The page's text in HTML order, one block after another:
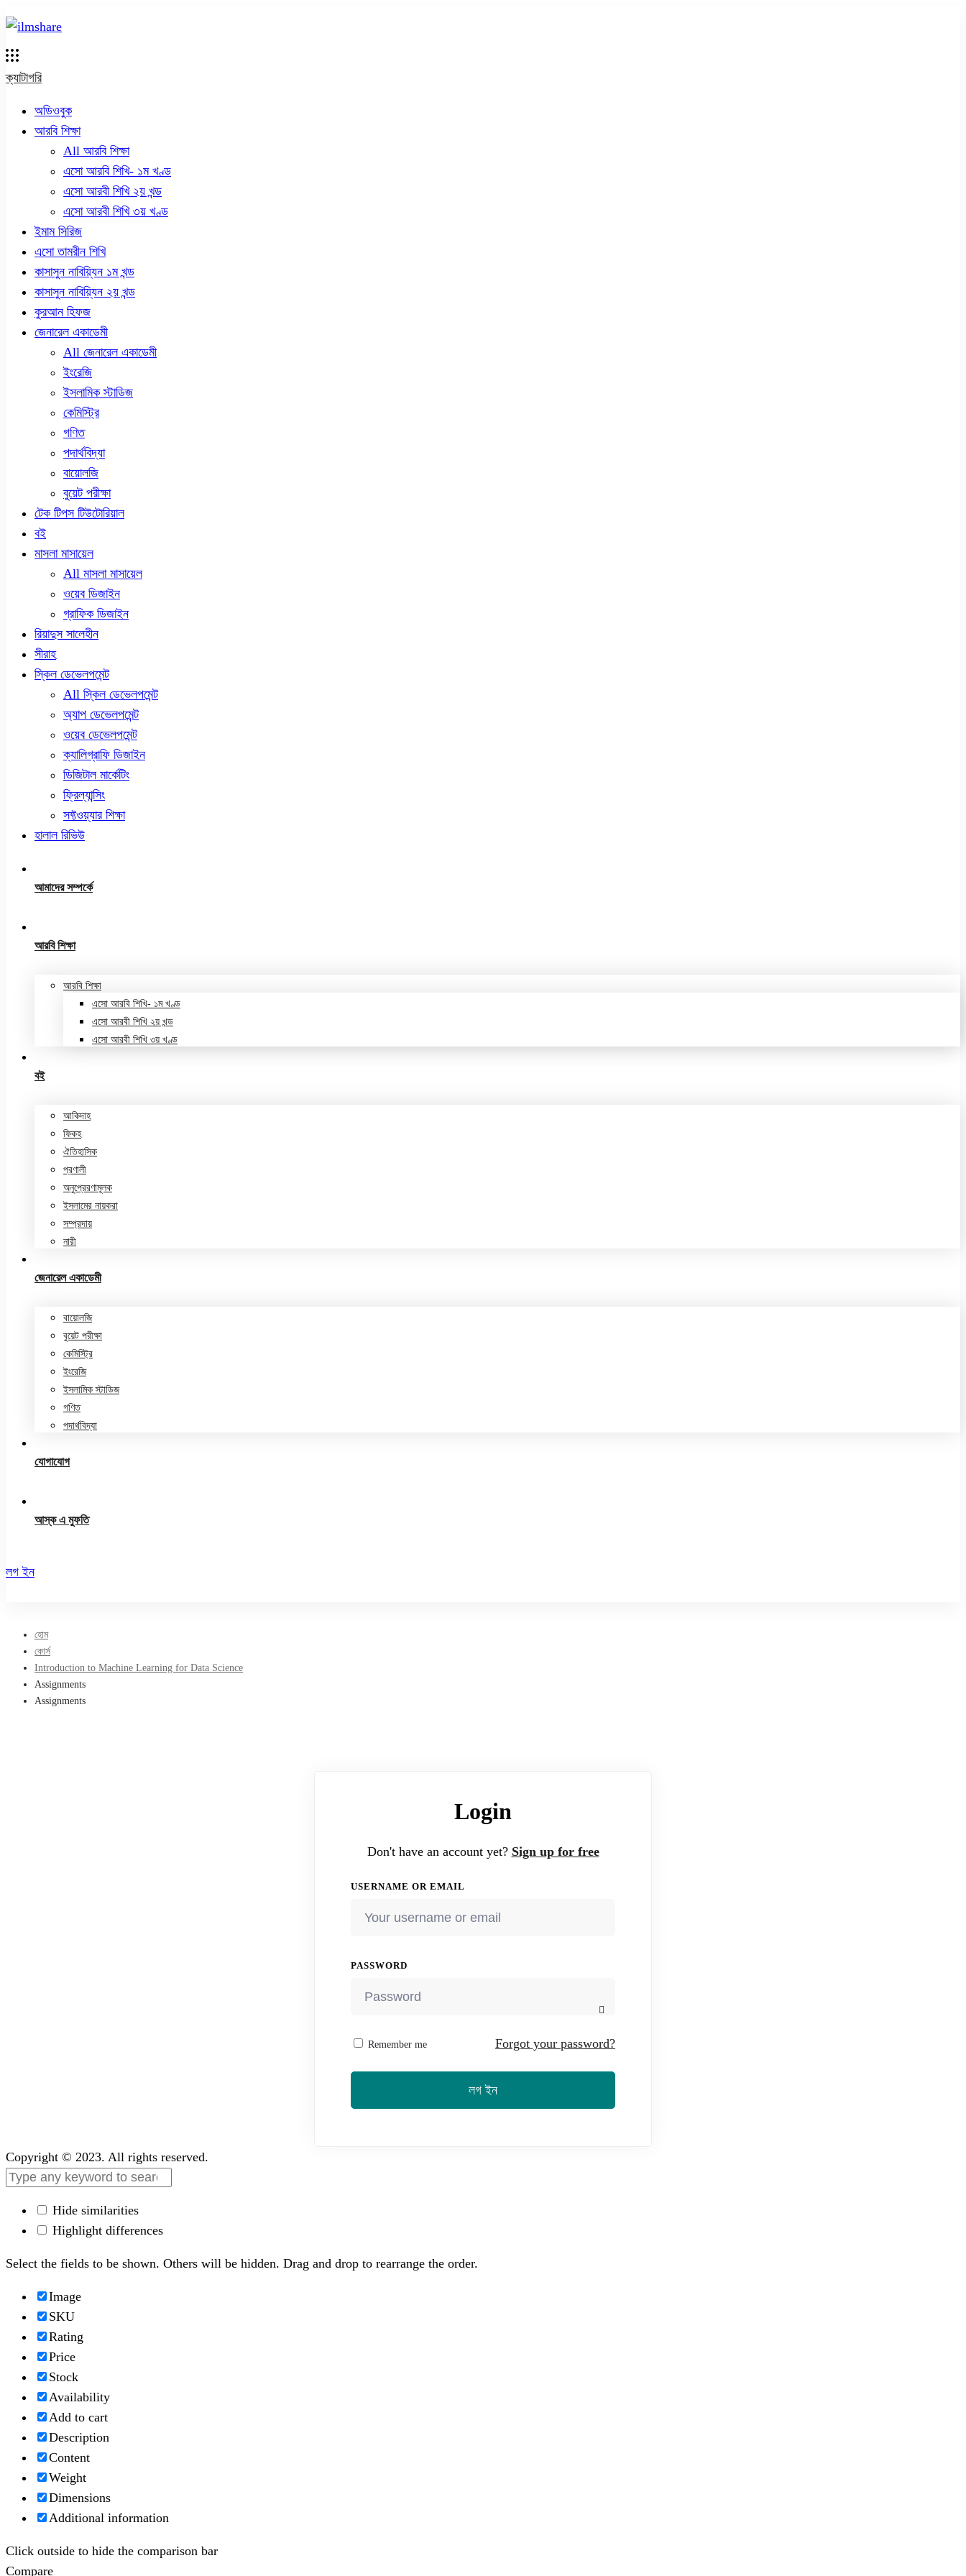
ক্যাটাগরি
অডিওবুক
আরবি শিক্ষা
All আরবি শিক্ষা
এসো আরবি শিখি- ১ম খণ্ড
এসো আরবী শিখি ২য় খন্ড
এসো আরবী শিখি ৩য় খণ্ড
ইমাম সিরিজ
এসো তামরীন শিখি
কাসাসুন নাবিয়্যিন ১ম খন্ড
কাসাসুন নাবিয়্যিন ২য় খন্ড
কুরআন হিফজ
জেনারেল একাডেমী
All জেনারেল একাডেমী
ইংরেজি
ইসলামিক স্টাডিজ
কেমিস্ট্রি
গণিত
পদার্থবিদ্যা
বায়োলজি
বুয়েট পরীক্ষা
টেক টিপস টিউটোরিয়াল
বই
মাসলা মাসায়েল
All মাসলা মাসায়েল
ওয়েব ডিজাইন
গ্রাফিক ডিজাইন
রিয়াদুস সালেহীন
সীরাহ
স্কিল ডেভেলপমেন্ট
All স্কিল ডেভেলপমেন্ট
অ্যাপ ডেভেলপমেন্ট
ওয়েব ডেভেলপমেন্ট
ক্যালিগ্রাফি ডিজাইন
ডিজিটাল মার্কেটিং
ফ্রিল্যান্সিং
সফ্টওয়্যার শিক্ষা
হালাল রিভিউ
আমাদের সম্পর্কে
আরবি শিক্ষা
আরবি শিক্ষা
এসো আরবি শিখি- ১ম খণ্ড
এসো আরবী শিখি ২য় খন্ড
এসো আরবী শিখি ৩য় খণ্ড
বই
আকিদাহ
ফিকহ
ঐতিহাসিক
প্রণালী
অনুপ্রেরণামূলক
ইসলামের নায়করা
সম্প্রদায়
নারী
জেনারেল একাডেমী
বায়োলজি
বুয়েট পরীক্ষা
কেমিস্ট্রি
ইংরেজি
ইসলামিক স্টাডিজ
গণিত
পদার্থবিদ্যা
যোগাযোগ
আস্ক এ মুফতি
লগ ইন
হোম
কোর্স
Introduction to Machine Learning for Data Science
Assignments
Assignments
Login
Don't have an account yet? Sign up for free
USERNAME OR EMAIL
PASSWORD
Remember me Forgot your password?
লগ ইন
Copyright © 2023. All rights reserved.
Hide similarities
Highlight differences
Select the fields to be shown. Others will be hidden. Drag and drop to rearrange the order.
Image
SKU
Rating
Price
Stock
Availability
Add to cart
Description
Content
Weight
Dimensions
Additional information
Click outside to hide the comparison bar
Compare